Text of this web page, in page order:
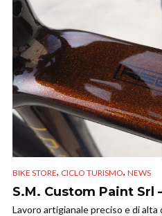
BIKE STORE, CICLO TURISMO, NEWS
S.M. Custom Paint Srl
Lavoro artigianale preciso e di